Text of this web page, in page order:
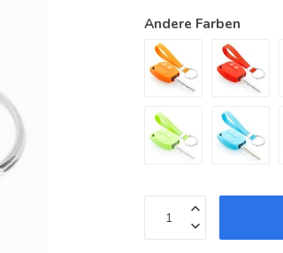
Andere Farben